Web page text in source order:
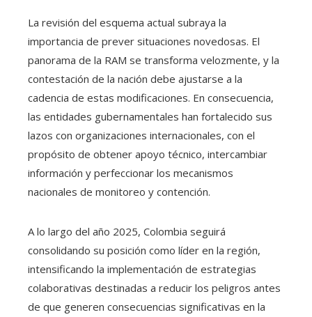
La revisión del esquema actual subraya la
importancia de prever situaciones novedosas. El
panorama de la RAM se transforma velozmente, y la
contestación de la nación debe ajustarse a la
cadencia de estas modificaciones. En consecuencia,
las entidades gubernamentales han fortalecido sus
lazos con organizaciones internacionales, con el
propósito de obtener apoyo técnico, intercambiar
información y perfeccionar los mecanismos
nacionales de monitoreo y contención.
A lo largo del año 2025, Colombia seguirá
consolidando su posición como líder en la región,
intensificando la implementación de estrategias
colaborativas destinadas a reducir los peligros antes
de que generen consecuencias significativas en la